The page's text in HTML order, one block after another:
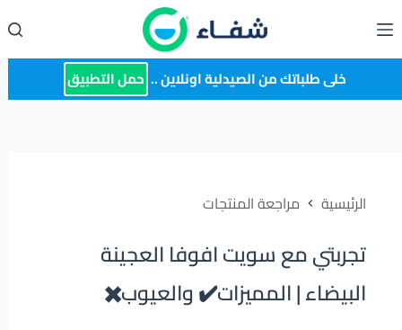
إلى
المحتوى خلى طلباتك من الصيدلية اونلاين .. حمل التطبيق
الرئيسية مراجعة المنتجات
تجربتي مع سويت افوفا العجينة
البيضاء | المميزات✔️ والعيوب✖️